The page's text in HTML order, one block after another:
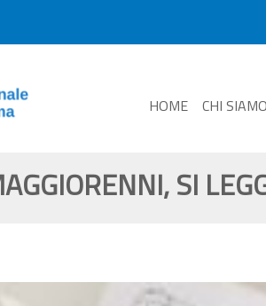
HOME CHI SIAMO
SI